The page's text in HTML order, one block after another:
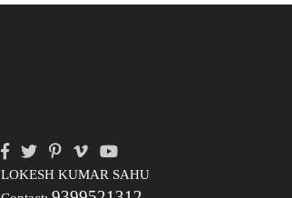
LOKESH KUMAR SAHU